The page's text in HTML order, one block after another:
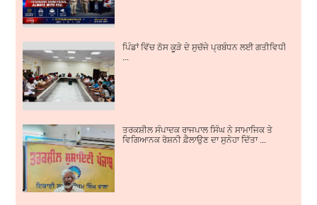
ਪਿੰਡਾਂ ਵਿੱਚ ਠੋਸ ਕੂੜੇ ਦੇ ਸੁਚੱਜੇ ਪ੍ਰਬੰਧਨ ਲਈ ਗਤੀਵਿਧੀਆਂ
ਤਰਕਸ਼ੀਲ ਸੰਪਾਦਕ ਰਾਜਪਾਲ ਸਿੰਘ ਨੇ ਸਾਮਾਜਿਕ ਤੇ
ਵਿਗਿਆਨਕ ਰੋਸ਼ਨੀ ਫ਼ੈਲਾਉਣ ਦਾ ਸੁਨੇਹਾ ਦਿੱਤਾ ...